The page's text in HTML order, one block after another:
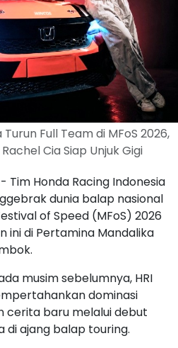
Full Team di MFoS 2026,
Cia Siap Unjuk Gigi
- Tim Honda Racing Indonesia
dunia balap nasional
of Speed (MFoS) 2026
ini di Pertamina Mandalika
musim sebelumnya, HRI
dominasi
cerita baru melalui debut
di ajang balap touring.